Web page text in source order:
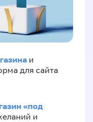
и
для сайта
«‎под
и